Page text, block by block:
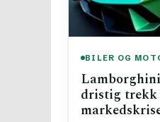
BILER OG
dristig trekk